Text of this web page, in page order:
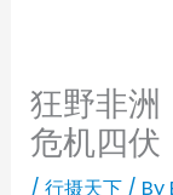
狂野非洲
危机四伏
/行摄天下 / By